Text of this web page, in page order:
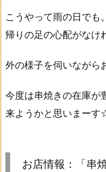
こうやって雨の日でも。
帰りの足の心配がなけ
外の様子を伺いながら
今度は串焼きの在庫が
来ようかと思いまーす
お店情報：「串